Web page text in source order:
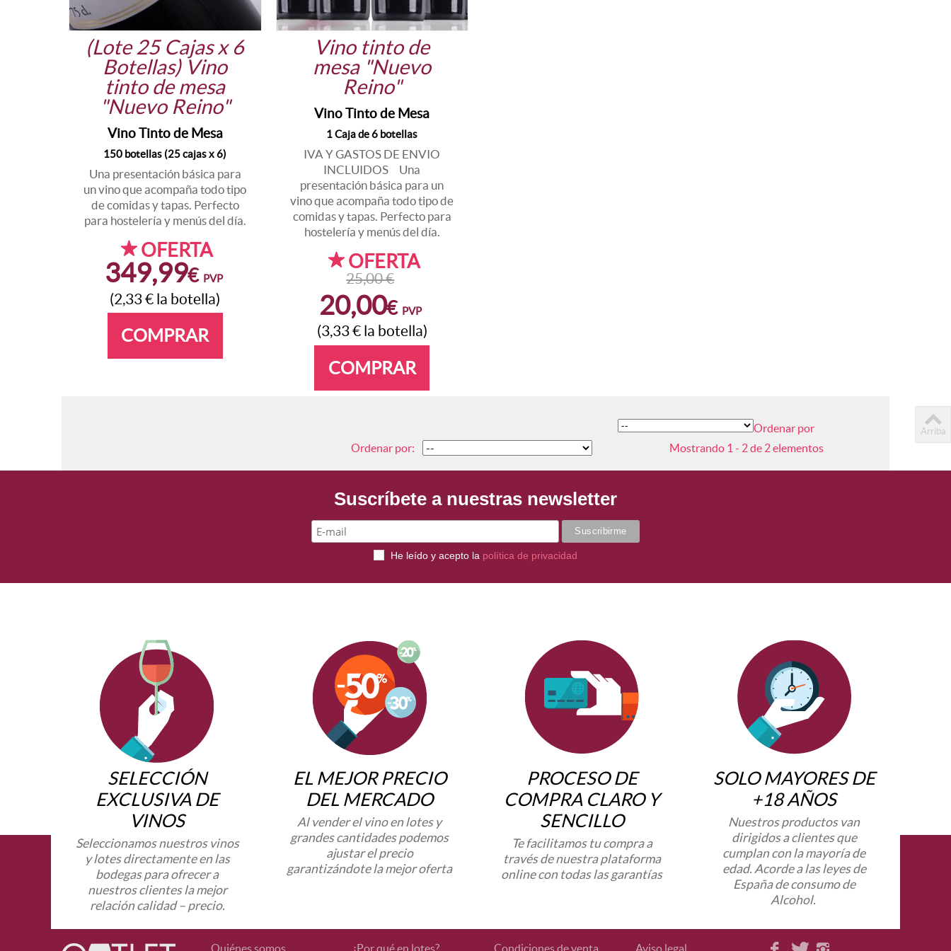
(Lote 25 Cajas x 6
Botellas) Vino
tinto de mesa
"Nuevo Reino"
Vino Tinto de Mesa
150 botellas (25 cajas x 6)
Una presentación básica para
un vino que acompaña todo tipo
de comidas y tapas. Perfecto
para hostelería y menús del día.
OFERTA
349,99€ PVP
(2,33€ la botella)
COMPRAR
Vino tinto de
mesa "Nuevo
Reino"
Vino Tinto de Mesa
1 Caja de 6 botellas
IVA Y GASTOS DE ENVIO
INCLUIDOS Una
presentación básica para un
vino que acompaña todo tipo de
comidas y tapas. Perfecto para
hostelería y menús del día.
OFERTA
25,00€
20,00€ PVP
(3,33€la botella)
COMPRAR
Ordenar por
Ordenar por
Mostrando 1 - 2 de 2 elementos
Suscríbete a nuestras newsletter
He leído y acepto la política de privacidad
SELECCIÓN
EXCLUSIVA DE
VINOS
Seleccionamos nuestros vinos
y lotes directamente en las
bodegas para ofrecer a
nuestros clientes la mejor
relación calidad – precio.
EL MEJOR PRECIO
DEL MERCADO
Al vender el vino en lotes y
grandes cantidades podemos
ajustar el precio
garantizándote la mejor oferta
PROCESO DE
COMPRA CLARO Y
SENCILLO
Te facilitamos tu compra a
través de nuestra plataforma
online con todas las garantías
SOLO MAYORES DE
+18 AÑOS
Nuestros productos van
dirigidos a clientes que
cumplan con la mayoría de
edad. Acorde a las leyes de
España de consumo de
Alcohol.
Quiénes somos ¿Por qué en lotes? Condiciones de venta Aviso legal
Arriba